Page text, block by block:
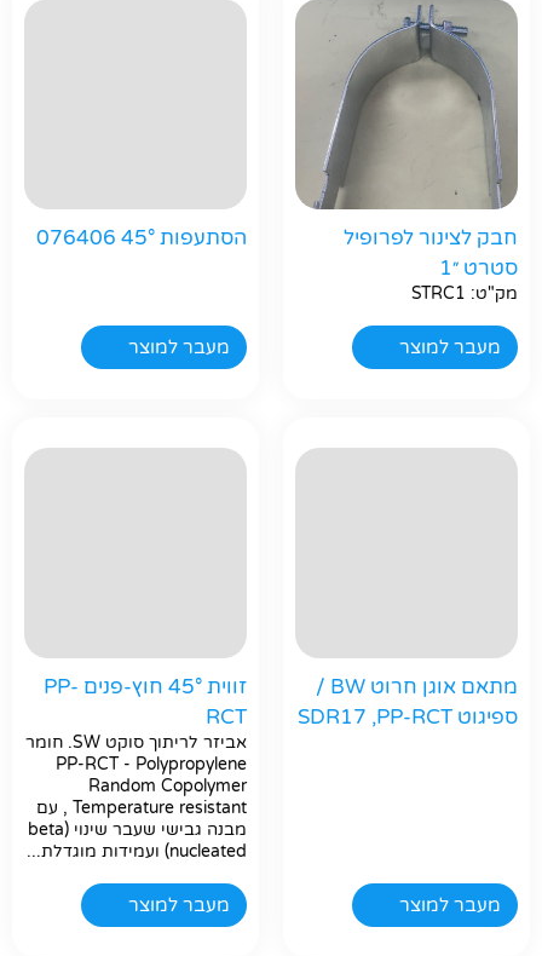
חבק לצינור לפרופיל
סטרט ״1
מק"ט: STRC1
מעבר למוצר
הסתעפות 45° 076406
מעבר למוצר
מתאם אוגן חרוט BW /
ספיגוט SDR17 ,PP-RCT
מעבר למוצר
זווית 45° חוץ-פנים PP-
RCT
אביזר לריתוך סוקט SW. חומר
PP-RCT - Polypropylene
Random Copolymer
Temperature resistant , עם
מבנה גבישי שעבר שינוי (beta
nucleated) ועמידות מוגדלת...
מעבר למוצר